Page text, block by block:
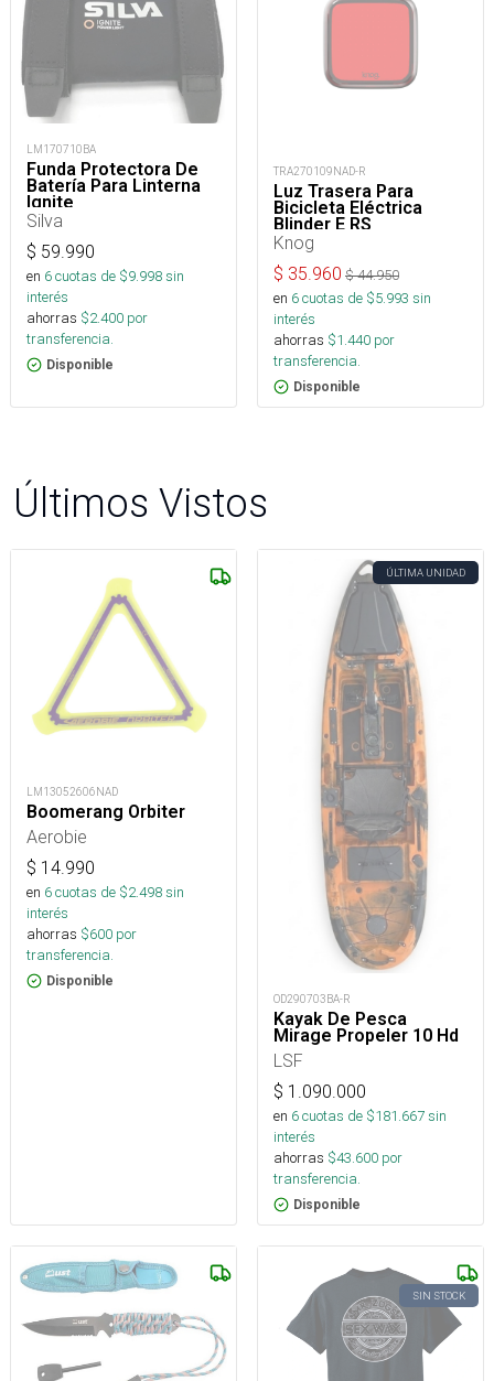
LM170710BA
Funda Protectora De
Batería Para Linterna
Ignite
Silva
$ 59.990
en 6cuotas de $9.998sin
interés
ahorras $2.400 por
transferencia.
Disponible
TRA270109NAD-R
Luz Trasera Para
Bicicleta Eléctrica
Blinder E RS
Knog
$ 35.960 $44.950
en 6cuotas de $5.993 sin
interés
ahorras $1.440 por
transferencia.
Disponible
Últimos Vistos
LM13052606NAD
Boomerang Orbiter
Aerobie
$ 14.990
en 6cuotas de $2.498sin
interés
ahorras $600 por
transferencia.
Disponible
ÚLTIMA UNIDAD
OD290703BA-R
Kayak De Pesca
Mirage Propeler 10 Hd
LSF
$ 1.090.000
en 6cuotas de $181.667sin
interés
ahorras $43.600 por
transferencia.
Disponible
SIN STOCK